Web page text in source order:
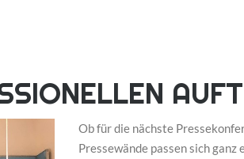
Ob für die nächste
Pressewände passen sich